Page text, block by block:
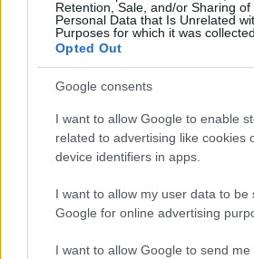
Retention, Sale, and/or Sharing of
Personal Data that Is Unrelated
Purposes for which it was collected.
Opted Out
Google consents
I want to allow Google to enable
related to advertising like cookies
device identifiers in apps.
I want to allow my user data to be
Google for online advertising
I want to allow Google to send me
ΕΛΛΑΔΑ
24/09/2024 - 17:35
Ανεξέλεγκτη η βία
Μαθήτριες πιάστηκαν
σχολείο - Δεκάδες
γελούσαν
Τρεις μαθήτριες
ξυλοδαρμού